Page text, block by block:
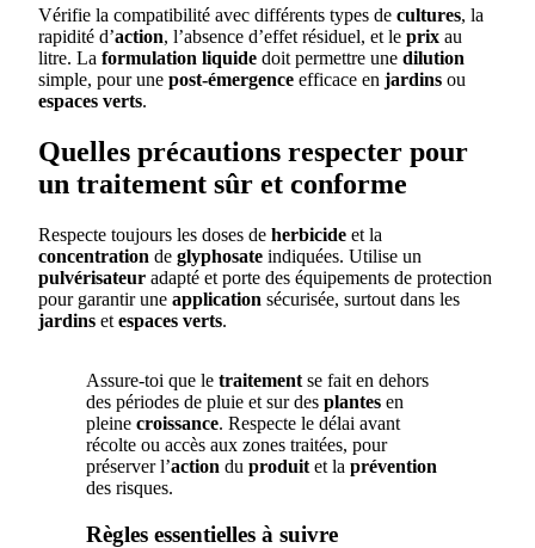
Vérifie la compatibilité avec différents types de cultures, la
rapidité d’action, l’absence d’effet résiduel, et le prix au
litre. La formulation liquide doit permettre une dilution
simple, pour une post-émergence efficace en jardins ou
espaces verts.
Quelles précautions respecter pour
un traitement sûr et conforme
Respecte toujours les doses de herbicide et la
concentration de glyphosate indiquées. Utilise un
pulvérisateur adapté et porte des équipements de protection
pour garantir une application sécurisée, surtout dans les
jardins et espaces verts.
Assure-toi que le traitement se fait en dehors
des périodes de pluie et sur des plantes en
pleine croissance. Respecte le délai avant
récolte ou accès aux zones traitées, pour
préserver l’action du produit et la prévention
des risques.
Règles essentielles à suivre